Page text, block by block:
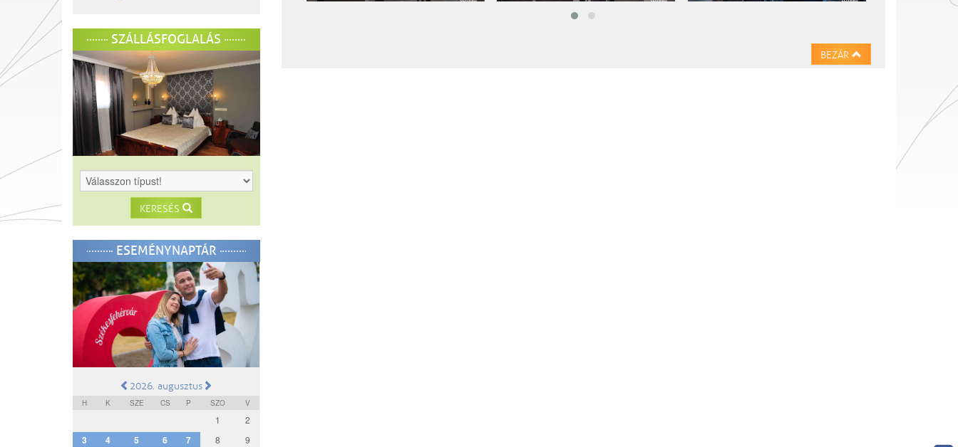
BEZÁR
SZÁLLÁSFOGLALÁS
KERESÉS
ESEMÉNYNAPTÁR
2026. augusztus
H K SZE CS P SZO V
1 2
3 4 5 6 7 8 9